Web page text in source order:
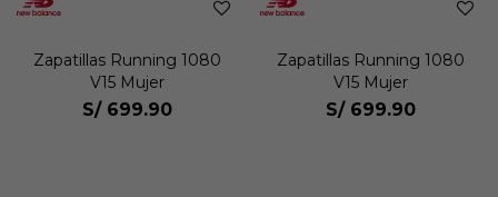
Zapatillas Running 1080
V15 Mujer
S/ 699.90
Zapatillas Running 1080
V15 Mujer
S/ 699.90